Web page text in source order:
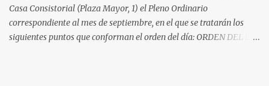
ha denunciado el caso y que grabó un vídeo de la situación
extrema, aseguró que los pasillos estaban repletos de enfermos y
que faltaban médicos por las vacaciones de Navidad, además de
Casa Consistorial (Plaza Mayor, 1) el Pleno Ordinario
correspondiente al mes de septiembre, en el que se tratarán los
siguientes puntos que conforman el orden del día: ORDEN DEL DÍA